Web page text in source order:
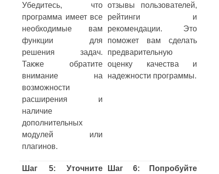
Убедитесь, что
программа имеет все
необходимые вам
функции для
решения задач.
Также обратите
внимание на
возможности
расширения и
наличие
дополнительных
модулей или
плагинов.
отзывы пользователей,
рейтинги и
рекомендации. Это
поможет вам сделать
предварительную
оценку качества и
надежности программы.
Шаг 5: Уточните
Шаг 6: Попробуйте